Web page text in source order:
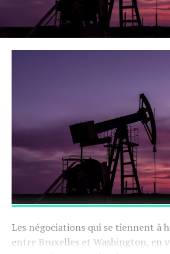
Les négociations qui se tiennent à
entre Bruxelles et Washington, en